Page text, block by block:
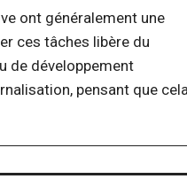
ont généralement une
ces tâches libère du
de développement
pensant que